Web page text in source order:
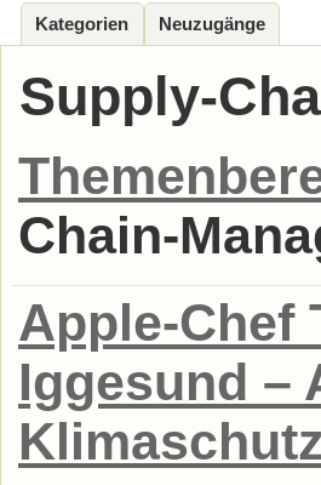
Kategorien Neuzugänge
Supply-
Chain-
Apple-Chef
Iggesund –